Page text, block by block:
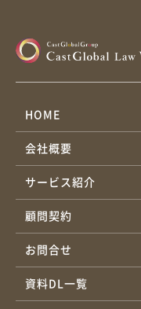
HOME
会社概要
サービス紹介
顧問契約
お問合せ
資料DL一覧